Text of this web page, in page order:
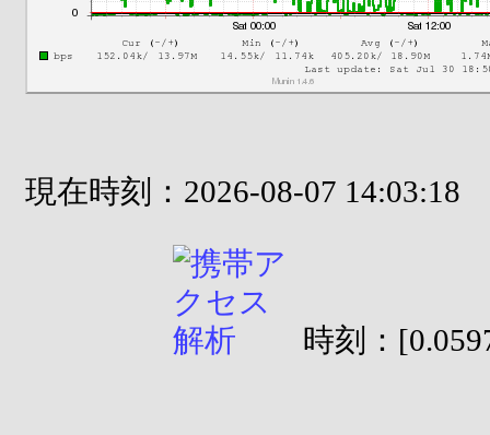
現在時刻：2026-08-07 14:03:18
時刻：